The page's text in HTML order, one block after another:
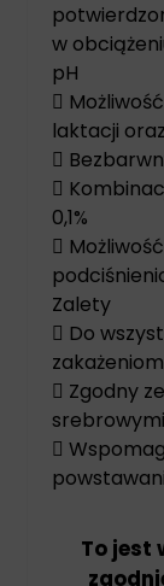
w
pH

laktacji


0,1%

Zalety
 Do
zakażeniom
 Zgodny

To jest